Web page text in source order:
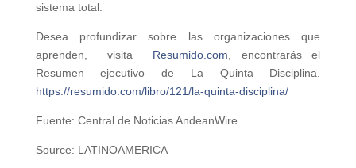
sistema total.
Desea profundizar sobre las organizaciones que
aprenden, visita Resumido.com , encontrarás el
Resumen ejecutivo de La Quinta Disciplina.
https://resumido.com/libro/121/la-quinta-disciplina/
Fuente: Central de Noticias AndeanWire
Source: LATINOAMERICA